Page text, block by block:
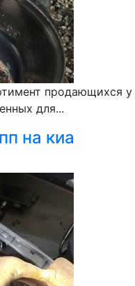
продающихся у
для...
на киа